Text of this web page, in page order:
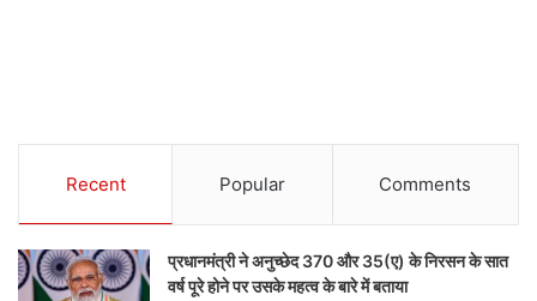
Recent Popular Comments
प्रधानमंत्री ने अनुच्छेद 370 और 35(ए) के निरसन के सात
वर्ष पूरे होने पर उसके महत्व के बारे में बताया